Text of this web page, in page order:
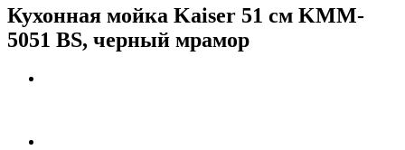
Кухонная мойка Kaiser 51 см KMM-
5051 BS, черный мрамор